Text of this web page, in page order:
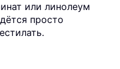
или линолеум
просто